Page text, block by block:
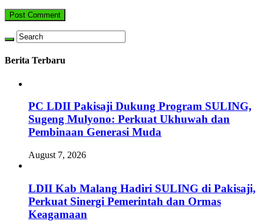
Berita Terbaru
PC LDII Pakisaji Dukung Program SULING,
Sugeng Mulyono: Perkuat Ukhuwah dan
Pembinaan Generasi Muda
August 7, 2026
LDII Kab Malang Hadiri SULING di Pakisaji,
Perkuat Sinergi Pemerintah dan Ormas
Keagamaan